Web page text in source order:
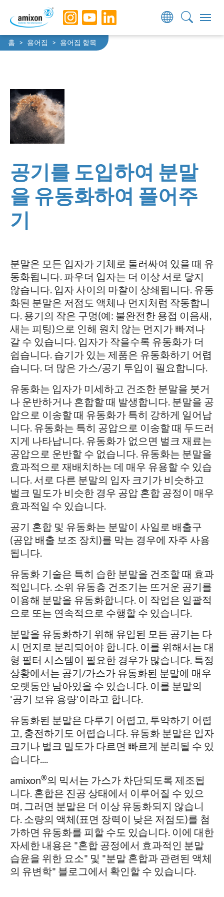
Skip to main navigation
Skip to main content
Skip to page footer
You are here:
홈 용어집 용어집 항목
공기를 도입하여 분말
을 유동화하여 풀어주
기
분말은 모든 입자가 기체로 둘러싸여 있을 때 유
동화됩니다. 파우더 입자는 더 이상 서로 닿지
않습니다. 입자 사이의 마찰이 상쇄됩니다. 유동
화된 분말은 저점도 액체나 먼지처럼 작동합니
다. 용기의 작은 구멍(예: 불완전한 용접 이음새,
새는 피팅)으로 인해 원치 않는 먼지가 빠져나
갈 수 있습니다. 입자가 작을수록 유동화가 더
쉽습니다. 습기가 있는 제품은 유동화하기 어렵
습니다. 더 많은 가스/공기 투입이 필요합니다.
유동화는 입자가 미세하고 건조한 분말을 붓거
나 운반하거나 혼합할 때 발생합니다. 분말을 공
압으로 이송할 때 유동화가 특히 강하게 일어납
니다. 유동화는 특히 공압으로 이송할 때 두드러
지게 나타납니다. 유동화가 없으면 벌크 재료는
공압으로 운반할 수 없습니다. 유동화는 분말을
효과적으로 재배치하는 데 매우 유용할 수 있습
니다. 서로 다른 분말의 입자 크기가 비슷하고
벌크 밀도가 비슷한 경우 공압 혼합 공정이 매우
효과적일 수 있습니다.
공기 혼합 및 유동화는 분말이 사일로 배출구
(공압 배출 보조 장치)를 막는 경우에 자주 사용
됩니다.
유동화 기술은 특히 습한 분말을 건조할 때 효과
적입니다. 소위 유동층 건조기는 뜨거운 공기를
이용해 분말을 유동화합니다. 이 작업은 일괄적
으로 또는 연속적으로 수행할 수 있습니다.
분말을 유동화하기 위해 유입된 모든 공기는 다
시 먼지로 분리되어야 합니다. 이를 위해서는 대
형 필터 시스템이 필요한 경우가 많습니다. 특정
상황에서는 공기/가스가 유동화된 분말에 매우
오랫동안 남아있을 수 있습니다. 이를 분말의
'공기 보유 용량'이라고 합니다.
유동화된 분말은 다루기 어렵고, 투약하기 어렵
고, 충전하기도 어렵습니다. 유동화 분말은 입자
크기나 벌크 밀도가 다르면 빠르게 분리될 수 있
습니다....
amixon®의 믹서는 가스가 차단되도록 제조됩
니다. 혼합은 진공 상태에서 이루어질 수 있으
며, 그러면 분말은 더 이상 유동화되지 않습니
다. 소량의 액체(표면 장력이 낮은 저점도)를 첨
가하면 유동화를 피할 수도 있습니다. 이에 대한
자세한 내용은 "혼합 공정에서 효과적인 분말
습윤을 위한 요소" 및 "분말 혼합과 관련된 액체
의 유변학" 블로그에서 확인할 수 있습니다.